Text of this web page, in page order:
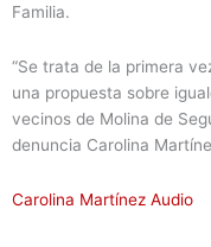
Familia.
“Se trata de la primera
una propuesta sobre
vecinos de Molina de
denuncia Carolina
Carolina Martínez Audio